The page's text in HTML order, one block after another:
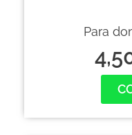
Para